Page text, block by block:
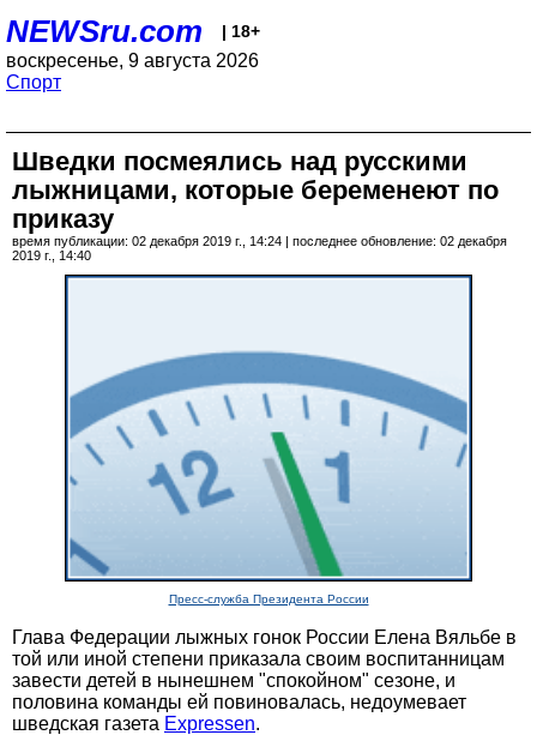
NEWSru.com | 18+
воскресенье, 9 августа 2026
Спорт
Шведки посмеялись над русскими
лыжницами, которые беременеют по
приказу
время публикации: 02 декабря 2019 г., 14:24 | последнее обновление: 02 декабря
2019 г., 14:40
Пресс-служба Президента России
Глава Федерации лыжных гонок России Елена Вяльбе в
той или иной степени приказала своим воспитанницам
завести детей в нынешнем "спокойном" сезоне, и
половина команды ей повиновалась, недоумевает
шведская газета Expressen.